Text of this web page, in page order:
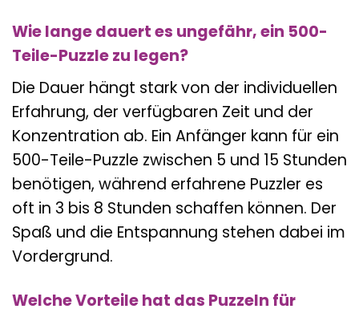
Wie lange dauert es ungefähr, ein 500-
Teile-Puzzle zu legen?
Die Dauer hängt stark von der individuellen
Erfahrung, der verfügbaren Zeit und der
Konzentration ab. Ein Anfänger kann für ein
500-Teile-Puzzle zwischen 5 und 15 Stunden
benötigen, während erfahrene Puzzler es
oft in 3 bis 8 Stunden schaffen können. Der
Spaß und die Entspannung stehen dabei im
Vordergrund.
Welche Vorteile hat das Puzzeln für